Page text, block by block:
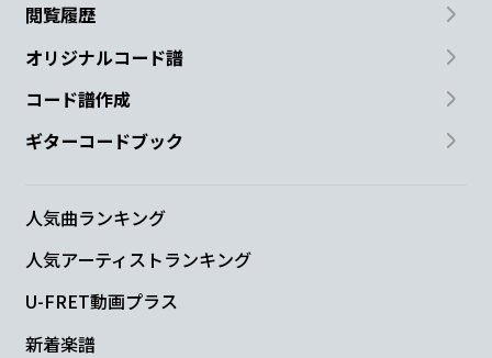
閲覧履歴
オリジナルコード譜
コード譜作成
ギターコードブック
人気曲ランキング
人気アーティストランキング
U-FRET動画プラス
新着楽譜